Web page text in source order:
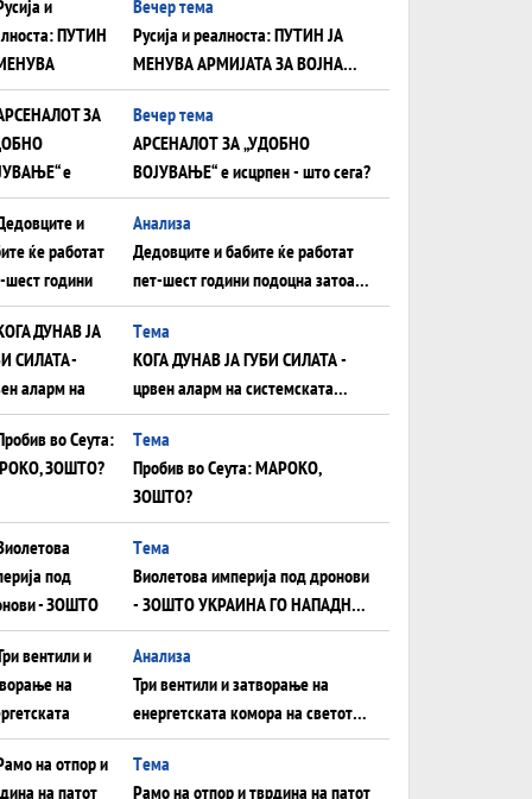
Вечер тема
Русија и реалноста: ПУТИН ЈА
МЕНУВА АРМИЈАТА ЗА ВОЈНА
ШТО ОСТАНУВА БЕЗ ФРОНТ
Вечер тема
АРСЕНАЛОТ ЗА „УДОБНО
ВОЈУВАЊЕ“ е исцрпен - што сега?
Анализа
Дедовците и бабите ќе работат
пет-шест години подоцна затоа
што НЕМААТ ВНУЦИ ДА ГИ
ЗАМЕНАТ
Tема
КОГА ДУНАВ ЈА ГУБИ СИЛАТА -
црвен аларм на системската
плоча од јужна Германија до
Црното Море...
Tема
Пробив во Сеута: МАРОКО,
ЗОШТО?
Tема
Виолетова империја под дронови
- ЗОШТО УКРАИНА ГО НАПАДНА
РУСКИОТ WILDBERRIES
Aнализа
Три вентили и затворање на
енергетската комора на светот:
Нападот во Суец најавува
глобален енергетски инфаркт?
Tема
Рамо на отпор и тврдина на патот